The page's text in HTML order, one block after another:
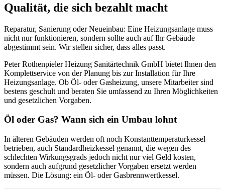
Qualität, die sich bezahlt macht
Reparatur, Sanierung oder Neueinbau: Eine Heizungsanlage muss
nicht nur funktionieren, sondern sollte auch auf Ihr Gebäude
abgestimmt sein. Wir stellen sicher, dass alles passt.
Peter Rothenpieler Heizung Sanitärtechnik GmbH bietet Ihnen den
Komplettservice von der Planung bis zur Installation für Ihre
Heizungsanlage. Ob Öl- oder Gasheizung, unsere Mitarbeiter sind
bestens geschult und beraten Sie umfassend zu Ihren Möglichkeiten
und gesetzlichen Vorgaben.
Öl oder Gas? Wann sich ein Umbau lohnt
In älteren Gebäuden werden oft noch Konstanttemperaturkessel
betrieben, auch Standardheizkessel genannt, die wegen des
schlechten Wirkungsgrads jedoch nicht nur viel Geld kosten,
sondern auch aufgrund gesetzlicher Vorgaben ersetzt werden
müssen. Die Lösung: ein Öl- oder Gasbrennwertkessel.